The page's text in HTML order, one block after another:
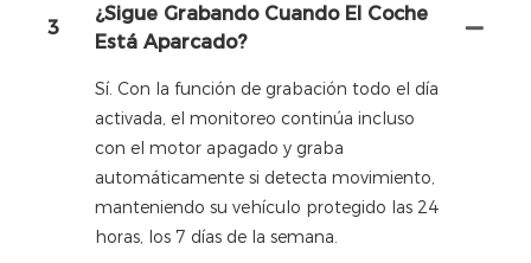
3
¿Sigue Grabando Cuando El Coche
Está Aparcado?
Sí. Con la función de grabación todo el día
activada, el monitoreo continúa incluso
con el motor apagado y graba
automáticamente si detecta movimiento,
manteniendo su vehículo protegido las 24
horas, los 7 días de la semana.